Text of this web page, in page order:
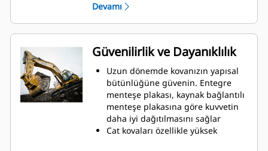
İlave taban mesafesi, kovanın alt
tarafının kazı yapmamasını
sağlayarak bakım maliyetlerini
azaltır.
Kazma işlemi sırasında yakıt
tüketimi en yüksek düzeydedir. Cat
kovaları, makinenizin toplam
çalışma üretkenliğini iyileştirmek
amacıyla malzemeleri hızlı biçimde
kesmek üzere tasarlanmıştır.
Daha az zamanda daha fazla
Devamı
Güvenilirlik ve Dayanıklılık
Uzun dönemde kovanızın yapısal
bütünlüğüne güvenin. Entegre
menteşe plakası, kaynak bağlantılı
menteşe plakasına göre kuvvetin
daha iyi dağıtılmasını sağlar
Cat kovaları özellikle yüksek